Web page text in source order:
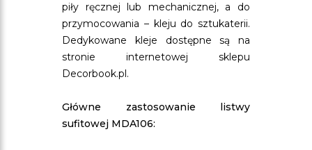
piły ręcznej lub mechanicznej, a do
przymocowania – kleju do sztukaterii.
Dedykowane kleje dostępne są na
stronie internetowej sklepu
Decorbook.pl.
Główne zastosowanie listwy
sufitowej MDA106: